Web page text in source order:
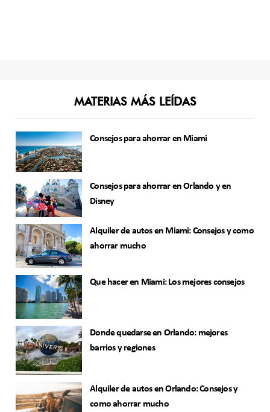
MATERIAS MÁS LEÍDAS
Consejos para ahorrar en Miami
Consejos para ahorrar en Orlando y en
Disney
Alquiler de autos en Miami: Consejos y como
ahorrar mucho
Que hacer en Miami: Los mejores consejos
Donde quedarse en Orlando: mejores
barrios y regiones
Alquiler de autos en Orlando: Consejos y
como ahorrar mucho